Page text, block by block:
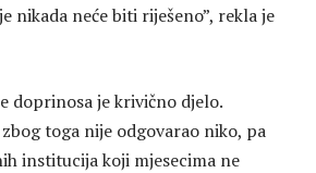
nikada neće biti riješeno”, rekla je
doprinosa je krivično djelo.
toga nije odgovarao niko, pa
institucija koji mjesecima ne